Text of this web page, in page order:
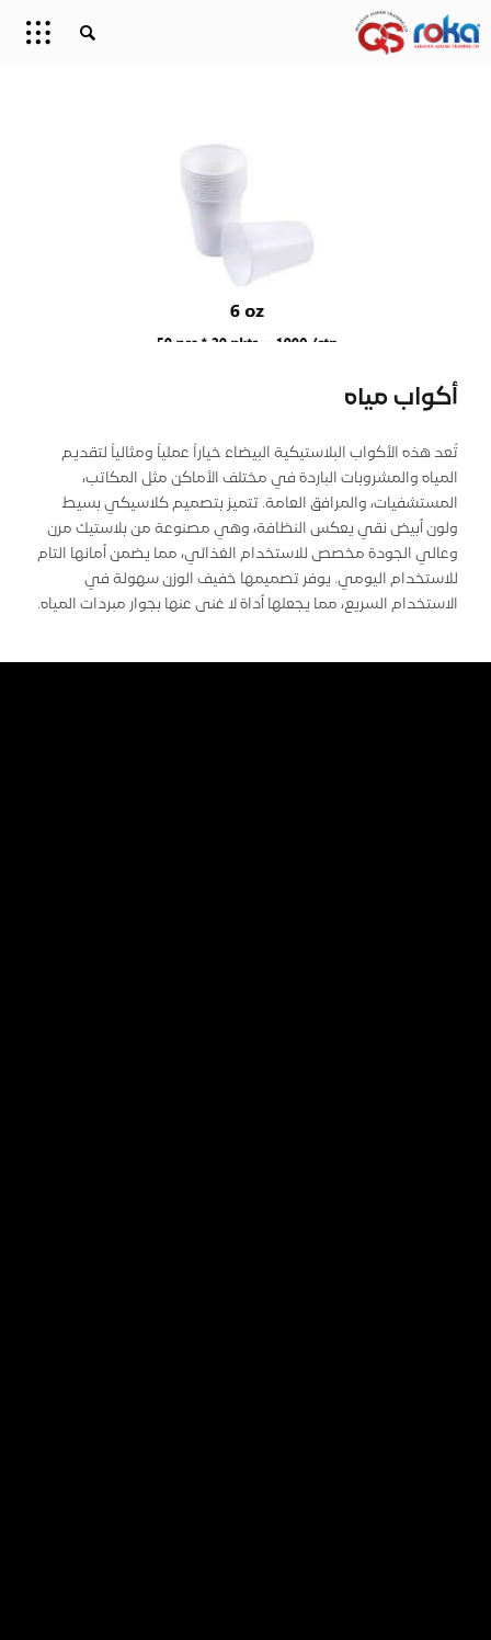
أكواب مياه
تُعد هذه الأكواب البلاستيكية البيضاء خياراً عملياً ومثالياً لتقديم
المياه والمشروبات الباردة في مختلف الأماكن مثل المكاتب،
المستشفيات، والمرافق العامة. تتميز بتصميم كلاسيكي بسيط
ولون أبيض نقي يعكس النظافة، وهي مصنوعة من بلاستيك مرن
وعالي الجودة مخصص للاستخدام الغذائي، مما يضمن أمانها التام
للاستخدام اليومي. يوفر تصميمها خفيف الوزن سهولة في
الاستخدام السريع، مما يجعلها أداة لا غنى عنها بجوار مبردات المياه.